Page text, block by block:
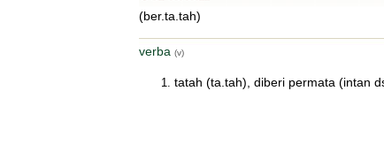
(ber.ta.tah)
verba (v)
tatah (ta.tah), diberi permata (intan